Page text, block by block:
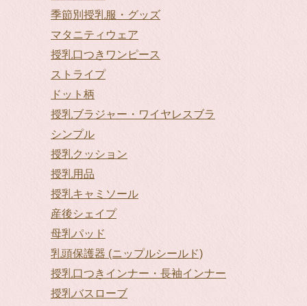
季節別授乳服・グッズ
マタニティウェア
授乳口つきワンピース
ストライプ
ドット柄
授乳ブラジャー・ワイヤレスブラ
シンプル
授乳クッション
授乳用品
授乳キャミソール
産後シェイプ
母乳パッド
乳頭保護器 (ニップルシールド)
授乳口つきインナー・長袖インナー
授乳バスローブ